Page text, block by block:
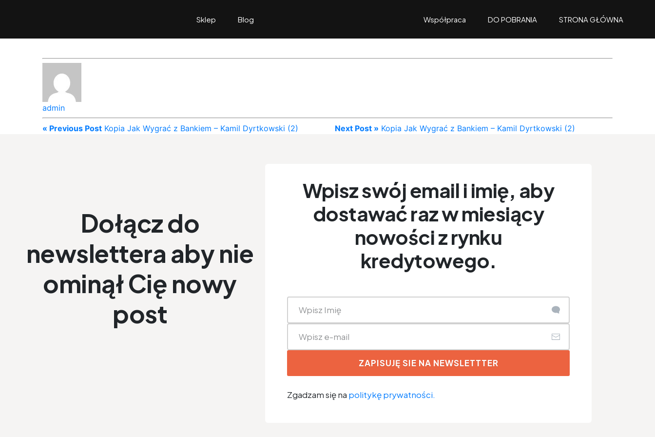
Sklep Blog Współpraca DO POBRANIA STRONA GŁÓWNA
admin
« Previous Post Kopia Jak Wygrać z Bankiem – Kamil Dyrtkowski (2) Next Post » Kopia Jak Wygrać z Bankiem – Kamil Dyrtkowski (2)
Dołącz do
newslettera aby nie
ominął Cię nowy
post
Wpisz swój email i imię, aby
dostawać raz w miesiący
nowości z rynku
kredytowego.
ZAPISUJĘ SIE NA NEWSLETTTER
Zgadzam się na politykę prywatności.